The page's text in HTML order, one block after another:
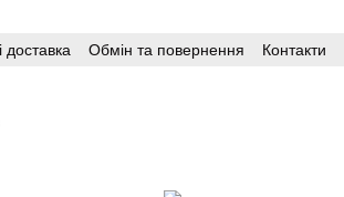
доставка Обмін та повернення Контакти